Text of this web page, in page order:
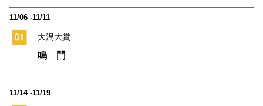
11/06 -11/11
大渦大賞
鳴 門
11/14 -11/19